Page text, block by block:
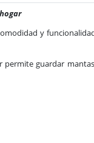
y
guardar